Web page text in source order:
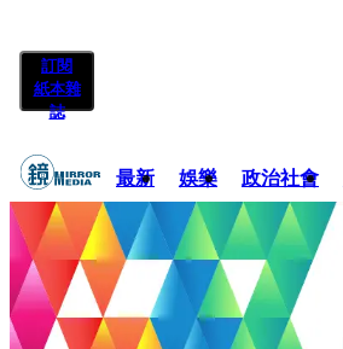
訂閱
紙本雜
誌
最新 娛樂 政治社會